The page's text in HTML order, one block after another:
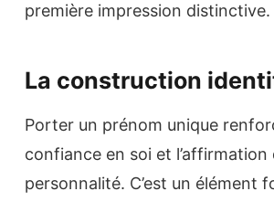
première impression distinctive.
La construction
Porter un prénom unique
confiance en soi et l’affirmation
personnalité. C’est un élément